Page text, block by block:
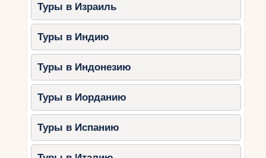
Туры в Израиль
Туры в Индию
Туры в Индонезию
Туры в Иорданию
Туры в Испанию